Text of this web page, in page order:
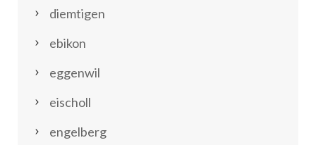
diemtigen
ebikon
eggenwil
eischoll
engelberg